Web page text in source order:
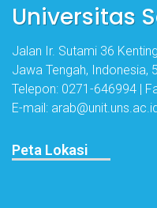
Universitas
Jalan Ir. Sutami 36
Jawa Tengah, Indonesia,
Telepon: 0271-646994 |
E-mail:
Peta Lokasi